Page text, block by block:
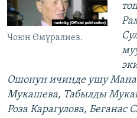
Чоюн Өмүралиев.
Ошонун ичинде ушу
Мукашева, Табылды
Роза Карагулова, Беганас